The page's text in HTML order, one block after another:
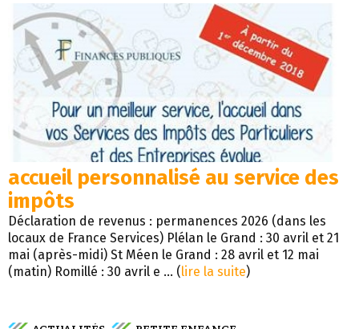
accueil personnalisé au service des
impôts
Déclaration de revenus : permanences 2026 (dans les
locaux de France Services) Plélan le Grand : 30 avril et 21
mai (après-midi) St Méen le Grand : 28 avril et 12 mai
(matin) Romillé : 30 avril e ... (lire la suite)